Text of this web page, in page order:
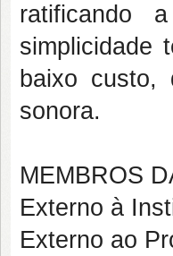
ratificando
simplicidade
baixo custo,
sonora.
MEMBROS
Externo à
Externo ao